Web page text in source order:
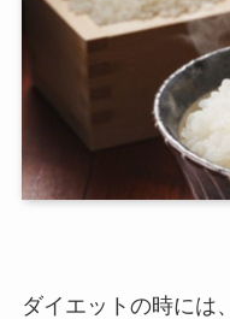
ダイエットの時には